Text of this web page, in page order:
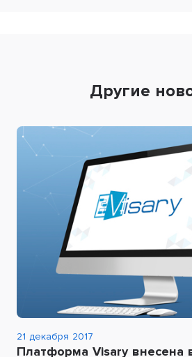
Другие
21 декабря 2017
Платформа Visary внесена